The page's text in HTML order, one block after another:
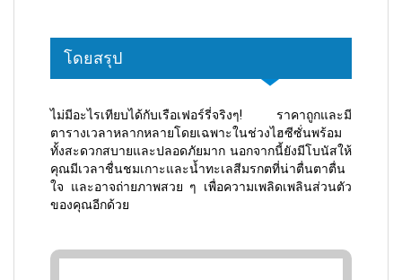
โดยสรุป
ไม่มีอะไรเทียบได้กับเรือเฟอร์รี่จริงๆ! ราคาถูกและมี
ตารางเวลาหลากหลายโดยเฉพาะในช่วงไฮซีซั่นพร้อม
ทั้งสะดวกสบายและปลอดภัยมาก นอกจากนี้ยังมีโบนัสให้
คุณมีเวลาชื่นชมเกาะและน้ำทะเลสีมรกตที่น่าตื่นตาตื่น
ใจ และอาจถ่ายภาพสวย ๆ เพื่อความเพลิดเพลินส่วนตัว
ของคุณอีกด้วย